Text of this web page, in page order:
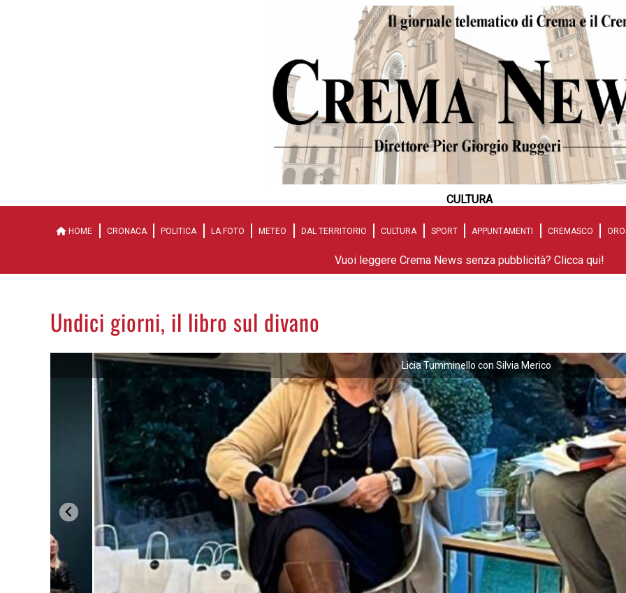
CULTURA
HOME CRONACA POLITICA LA FOTO METEO DAL TERRITORIO CULTURA SPORT APPUNTAMENTI CREMASCO
Vuoi leggere Crema News senza pubblicità? Clicca qui!
Undici giorni, il libro sul divano
Licia Tumminello con Silvia Merico